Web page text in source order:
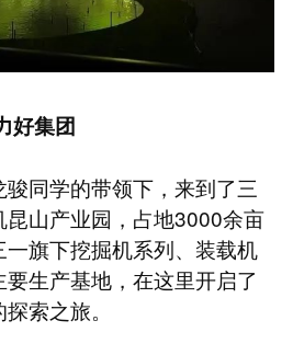
好集团
同学的带领下，来到了三
山产业园，占地3000余亩
旗下挖掘机系列、装载机
生产基地，在这里开启了
索之旅。